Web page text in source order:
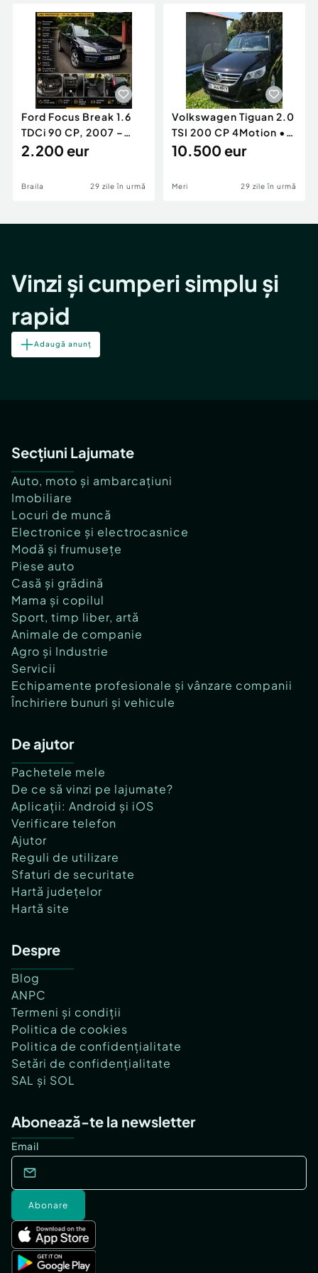
Servicii
Animale de companie
Afaceri și echipamente profesionale
Inchiriere Bunuri si Vehicule
Utilaje agricole si industriale
Piese auto si accesorii
Dacia Duster
Ford Focus Break 1.6
TDCi 90 CP, 2007 –
Unic proprietar, ITP
2.200 eur
Braila 29 zile în urmă
Volkswagen Tiguan 2.0
TSI 200 CP 4Motion •
2009 • Manual •
10.500 eur
Meri 29 zile în urmă
Vinzi și cumperi simplu și
rapid
Adaugă anunț
Secțiuni Lajumate
Auto, moto și ambarcațiuni
Imobiliare
Locuri de muncă
Electronice și electrocasnice
Modă și frumusețe
Piese auto
Casă și grădină
Mama și copilul
Sport, timp liber, artă
Animale de companie
Agro și Industrie
Servicii
Echipamente profesionale și vânzare companii
Închiriere bunuri și vehicule
De ajutor
Pachetele mele
De ce să vinzi pe lajumate?
Aplicații: Android și iOS
Verificare telefon
Ajutor
Reguli de utilizare
Sfaturi de securitate
Hartă județelor
Hartă site
Despre
Blog
ANPC
Termeni și condiții
Politica de cookies
Politica de confidențialitate
Setări de confidențialitate
SAL și SOL
Abonează-te la newsletter
Email
Abonare